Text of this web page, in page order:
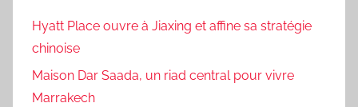
Hyatt Place ouvre à Jiaxing et affine sa stratégie
chinoise
Maison Dar Saada, un riad central pour vivre
Marrakech